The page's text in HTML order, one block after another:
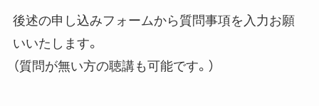
後述の申し込みフォームから質問事項を入力お願
いいたします。
（質問が無い方の聴講も可能です。）